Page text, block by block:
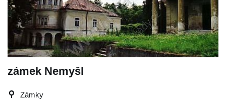
zámek Nemyšl
Zámky